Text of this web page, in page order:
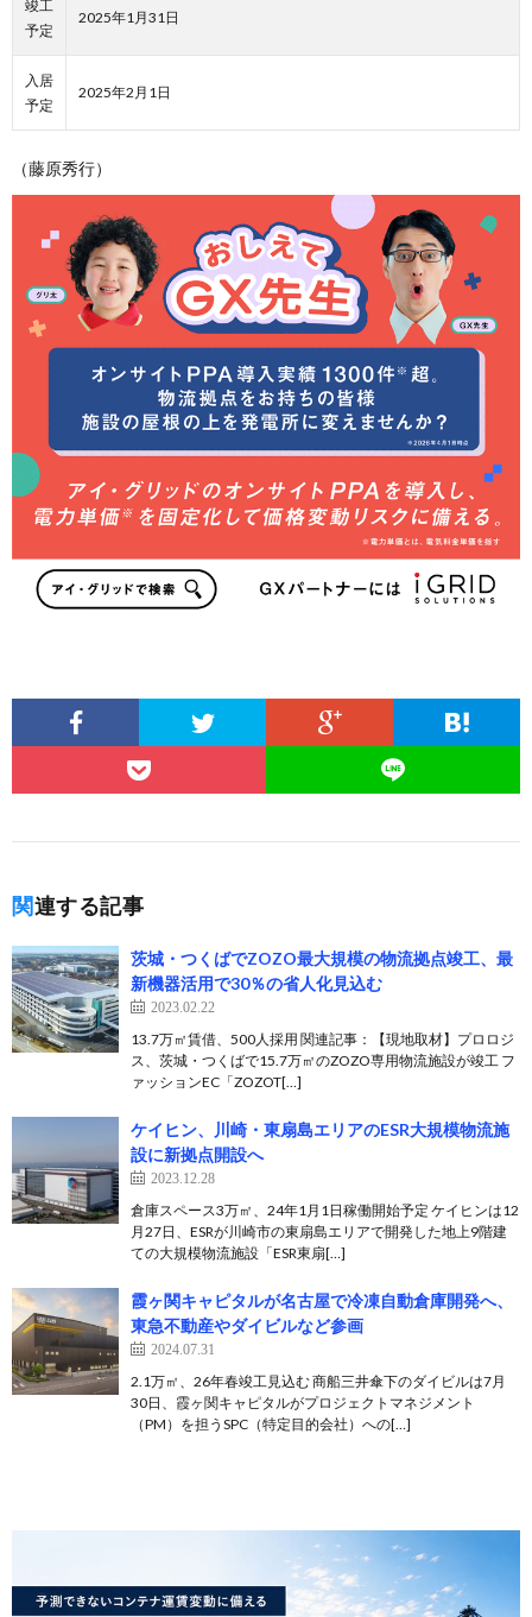
竣工
予定
2025年1月31日
入居
予定
2025年2月1日
（藤原秀行）
関連する記事
茨城・つくばでZOZO最大規模の物流拠点竣工、最
新機器活用で30％の省人化見込む
2023.02.22
13.7万㎡賃借、500人採用 関連記事：【現地取材】プロロジ
ス、茨城・つくばで15.7万㎡のZOZO専用物流施設が竣工 フ
ァッションEC「ZOZOT[…]
ケイヒン、川崎・東扇島エリアのESR大規模物流施
設に新拠点開設へ
2023.12.28
倉庫スペース3万㎡、24年1月1日稼働開始予定 ケイヒンは12
月27日、ESRが川崎市の東扇島エリアで開発した地上9階建
ての大規模物流施設「ESR東扇[…]
霞ヶ関キャピタルが名古屋で冷凍自動倉庫開発へ、
東急不動産やダイビルなど参画
2024.07.31
2.1万㎡、26年春竣工見込む 商船三井傘下のダイビルは7月
30日、霞ヶ関キャピタルがプロジェクトマネジメント
（PM）を担うSPC（特定目的会社）への[…]